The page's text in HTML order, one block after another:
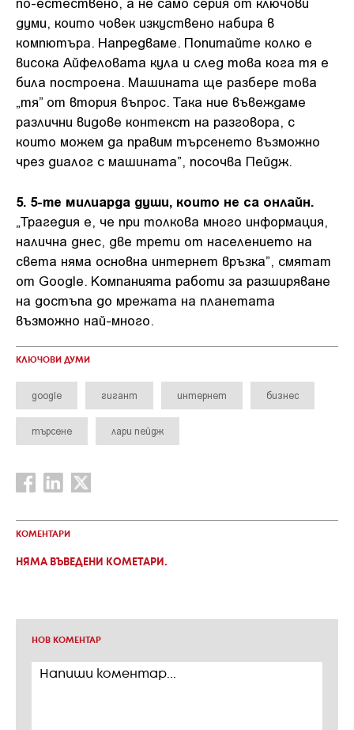
думи, които човек изкуствено набира в
компютъра. Напредваме. Попитайте колко е
висока Айфеловата кула и след това кога тя е
била построена. Машината ще разбере това
„тя” от втория въпрос. Така ние въвеждаме
различни видове контекст на разговора, с
които можем да правим търсенето възможно
чрез диалог с машината”, посочва Пейдж.
5. 5-те милиарда души, които не са онлайн.
„Трагедия е, че при толкова много информация,
налична днес, две трети от населението на
света няма основна интернет връзка”, смятат
от Google. Компанията работи за разширяване
на достъпа до мрежата на планетата
възможно най-много.
КЛЮЧОВИ ДУМИ
google гигант интернет бизнес
търсене лари пейдж
КОМЕНТАРИ
НЯМА ВЪВЕДЕНИ КОМЕТАРИ.
НОВ КОМЕНТАР